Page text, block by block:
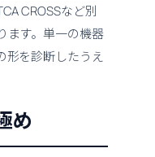
CROSSなど別
ます。単一の機器
形を診断したうえ
め